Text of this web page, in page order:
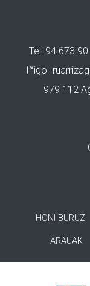
Tel: 94 673
Iñigo
979 112
HONI BURUZ
ARAUAK